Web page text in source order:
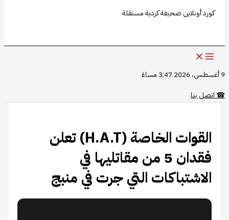
كورد أونلاين صحيفة كردية مستقلة
9 أغسطس، 2026 3:47 مساءً
☎اتصل بنا
القوات الخاصة (H.A.T) تعلن
فقدان 5 من مقاتليها في
الاشتباكات التي جرت في منبج